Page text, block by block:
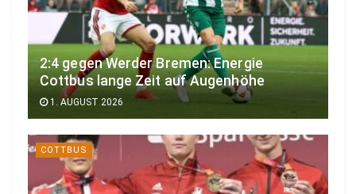
2:4 gegen Werder Bremen: Energie
Cottbus lange Zeit auf Augenhöhe
1. AUGUST 2026
COTTBUS